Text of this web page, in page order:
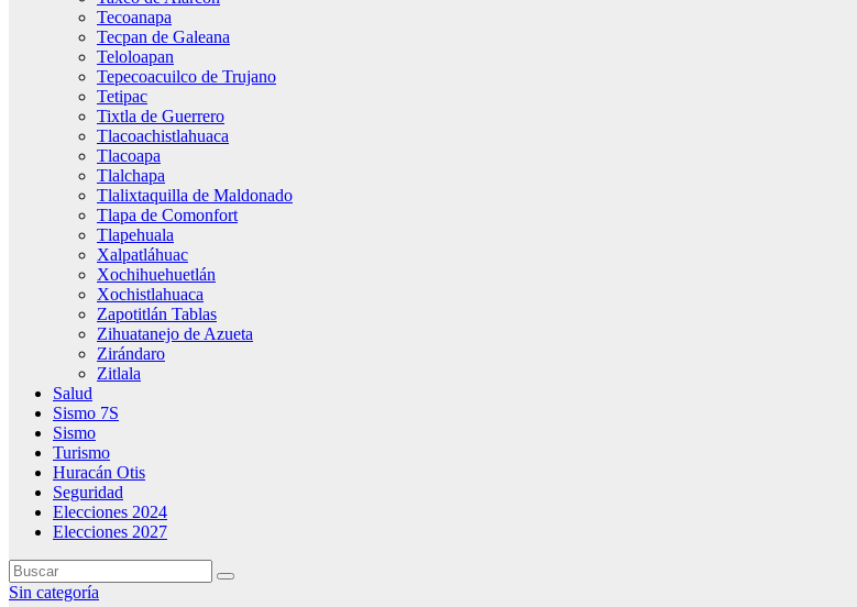
Tecoanapa
Tecpan de Galeana
Teloloapan
Tepecoacuilco de Trujano
Tetipac
Tixtla de Guerrero
Tlacoachistlahuaca
Tlacoapa
Tlalchapa
Tlalixtaquilla de Maldonado
Tlapa de Comonfort
Tlapehuala
Xalpatláhuac
Xochihuehuetlán
Xochistlahuaca
Zapotitlán Tablas
Zihuatanejo de Azueta
Zirándaro
Zitlala
Salud
Sismo 7S
Sismo
Turismo
Huracán Otis
Seguridad
Elecciones 2024
Elecciones 2027
Sin categoría